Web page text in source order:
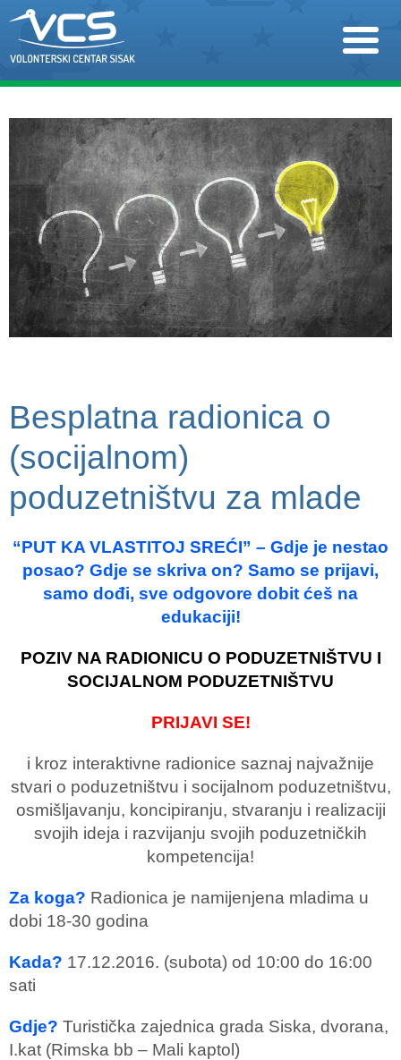
Besplatna radionica o
(socijalnom)
poduzetništvu za mlade
“PUT KA VLASTITOJ SREĆI” – Gdje je nestao
posao? Gdje se skriva on? Samo se prijavi,
samo dođi, sve odgovore dobit ćeš na
edukaciji!
POZIV NA RADIONICU O PODUZETNIŠTVU I
SOCIJALNOM PODUZETNIŠTVU
PRIJAVI SE!
i kroz interaktivne radionice saznaj najvažnije
stvari o poduzetništvu i socijalnom poduzetništvu,
osmišljavanju, koncipiranju, stvaranju i realizaciji
svojih ideja i razvijanju svojih poduzetničkih
kompetencija!
Za koga? Radionica je namijenjena mladima u
dobi 18-30 godina
Kada? 17.12.2016. (subota) od 10:00 do 16:00
sati
Gdje? Turistička zajednica grada Siska, dvorana,
I.kat (Rimska bb – Mali kaptol)